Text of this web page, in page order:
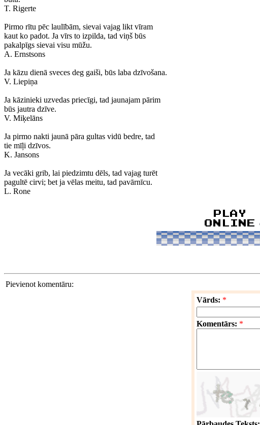
T. Rigerte
Pirmo rītu pēc laulībām, sievai vajag likt vīram
kaut ko padot. Ja vīrs to izpilda, tad viņš būs
pakalpīgs sievai visu mūžu.
A. Ernstsons
Ja kāzu dienā sveces deg gaiši, būs laba dzīvošana.
V. Liepiņa
Ja kāzinieki uzvedas priecīgi, tad jaunajam pārim
būs jautra dzīve.
V. Miķelāns
Ja pirmo nakti jaunā pāra gultas vidū bedre, tad
tie mīļi dzīvos.
K. Jansons
Ja vecāki grib, lai piedzimtu dēls, tad vajag turēt
pagultē cirvi; bet ja vēlas meitu, tad pavārnīcu.
L. Rone
Pievienot komentāru:
Vārds: *
Komentārs: *